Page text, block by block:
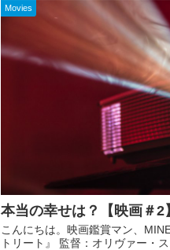
Movies
本当の幸せは？【映画＃2】
こんにちは。映画鑑賞マン、
トリート』 監督：オリヴァー・